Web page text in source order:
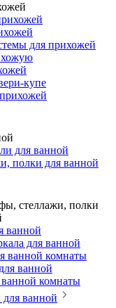
для прихожей
купе
для ванной
полки для ванной
стеллажи, полки
ванной
для ванной
ванной комнаты
ванной
комнаты
ванной